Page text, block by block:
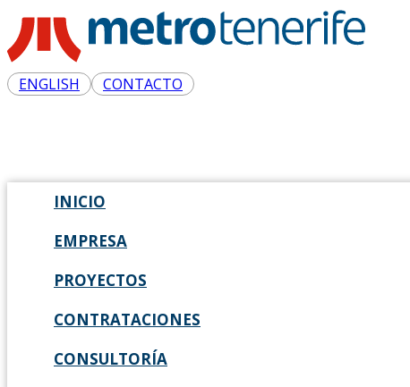
ENGLISH CONTACTO
INICIO
EMPRESA
PROYECTOS
CONTRATACIONES
CONSULTORÍA